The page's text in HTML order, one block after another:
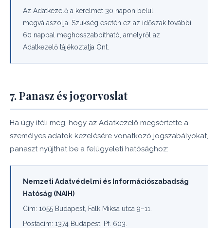
Az Adatkezelő a kérelmet 30 napon belül
megválaszolja. Szükség esetén ez az időszak további
60 nappal meghosszabbítható, amelyről az
Adatkezelő tájékoztatja Önt.
7. Panasz és jogorvoslat
Ha úgy ítéli meg, hogy az Adatkezelő megsértette a
személyes adatok kezelésére vonatkozó jogszabályokat,
panaszt nyújthat be a felügyeleti hatósághoz:
Nemzeti Adatvédelmi és Információszabadság
Hatóság (NAIH)
Cím: 1055 Budapest, Falk Miksa utca 9–11.
Postacím: 1374 Budapest, Pf. 603.